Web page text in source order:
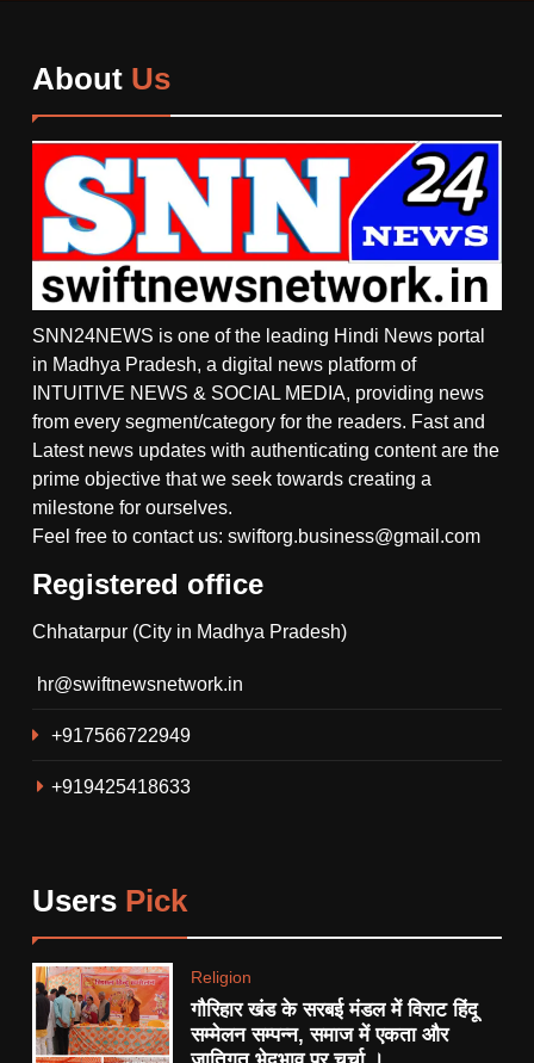
About Us
SNN24NEWS is one of the leading Hindi News portal
in Madhya Pradesh, a digital news platform of
INTUITIVE NEWS & SOCIAL MEDIA, providing news
from every segment/category for the readers. Fast and
Latest news updates with authenticating content are the
prime objective that we seek towards creating a
milestone for ourselves.
Feel free to contact us: swiftorg.business@gmail.com
Registered office
Chhatarpur (City in Madhya Pradesh)
hr@swiftnewsnetwork.in
+917566722949
+919425418633
Users Pick
Religion
गौरिहार खंड के सरबई मंडल में विराट हिंदू
सम्मेलन सम्पन्न, समाज में एकता और
गौरिहार खंड के सरबई मंडल में विराट
और जातिगत भेदभाव पर चर्चा ।
बसाने की योजना।
POLITICS